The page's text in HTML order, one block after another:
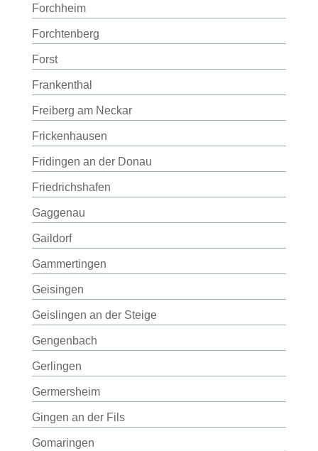
Forchheim
Forchtenberg
Forst
Frankenthal
Freiberg am Neckar
Frickenhausen
Fridingen an der Donau
Friedrichshafen
Gaggenau
Gaildorf
Gammertingen
Geisingen
Geislingen an der Steige
Gengenbach
Gerlingen
Germersheim
Gingen an der Fils
Gomaringen